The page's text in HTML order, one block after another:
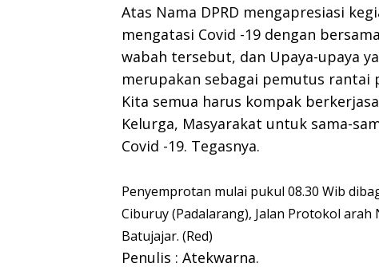
Atas Nama DPRD mengapresiasi
mengatasi Covid -19 dengan
wabah tersebut, dan Upaya-upaya
merupakan sebagai pemutus rantai
Kita semua harus kompak
Kelurga, Masyarakat untuk sama-
Covid -19. Tegasnya.
Penyemprotan mulai pukul 08.30 Wib
Ciburuy (Padalarang), Jalan Protokol arah
Batujajar. (Red)
Penulis : Atekwarna.